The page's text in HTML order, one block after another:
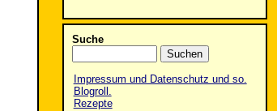
Suche
Impressum und Datenschutz und so.
Blogroll.
Rezepte